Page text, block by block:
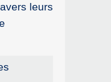
leurs